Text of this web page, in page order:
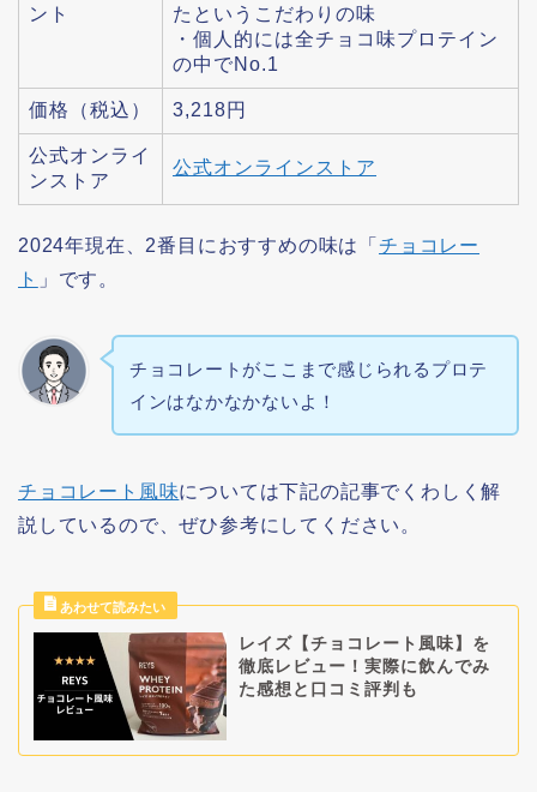
ント
たというこだわりの味
・個人的には全チョコ味プロテイン
の中でNo.1
価格（税込） 3,218円
公式オンライ
ンストア
公式オンラインストア
2024年現在、2番目におすすめの味は「 チョコレー
ト 」です。
チョコレートがここまで感じられるプロテ
インはなかなかないよ！
チョコレート風味については下記の記事でくわしく解
説しているので、ぜひ参考にしてください。
レイズ【チョコレート風味】を
徹底レビュー！実際に飲んでみ
た感想と口コミ評判も